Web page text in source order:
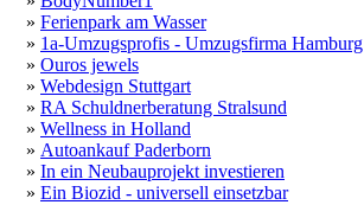
» Ferienpark am Wasser
» 1a-Umzugsprofis - Umzugsfirma Hamburg
» Ouros jewels
» Webdesign Stuttgart
» RA Schuldnerberatung Stralsund
» Wellness in Holland
» Autoankauf Paderborn
» In ein Neubauprojekt investieren
» Ein Biozid - universell einsetzbar